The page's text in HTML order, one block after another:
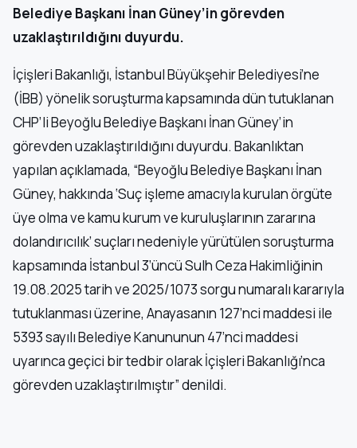
Belediye Başkanı İnan Güney’in görevden
uzaklaştırıldığını duyurdu.
İçişleri Bakanlığı, İstanbul Büyükşehir Belediyesi’ne
(İBB) yönelik soruşturma kapsamında dün tutuklanan
CHP’li Beyoğlu Belediye Başkanı İnan Güney’in
görevden uzaklaştırıldığını duyurdu. Bakanlıktan
yapılan açıklamada, “Beyoğlu Belediye Başkanı İnan
Güney, hakkında ‘Suç işleme amacıyla kurulan örgüte
üye olma ve kamu kurum ve kuruluşlarının zararına
dolandırıcılık’ suçları nedeniyle yürütülen soruşturma
kapsamında İstanbul 3’üncü Sulh Ceza Hakimliğinin
19.08.2025 tarih ve 2025/1073 sorgu numaralı kararıyla
tutuklanması üzerine, Anayasanın 127’nci maddesi ile
5393 sayılı Belediye Kanununun 47’nci maddesi
uyarınca geçici bir tedbir olarak İçişleri Bakanlığı’nca
görevden uzaklaştırılmıştır” denildi.